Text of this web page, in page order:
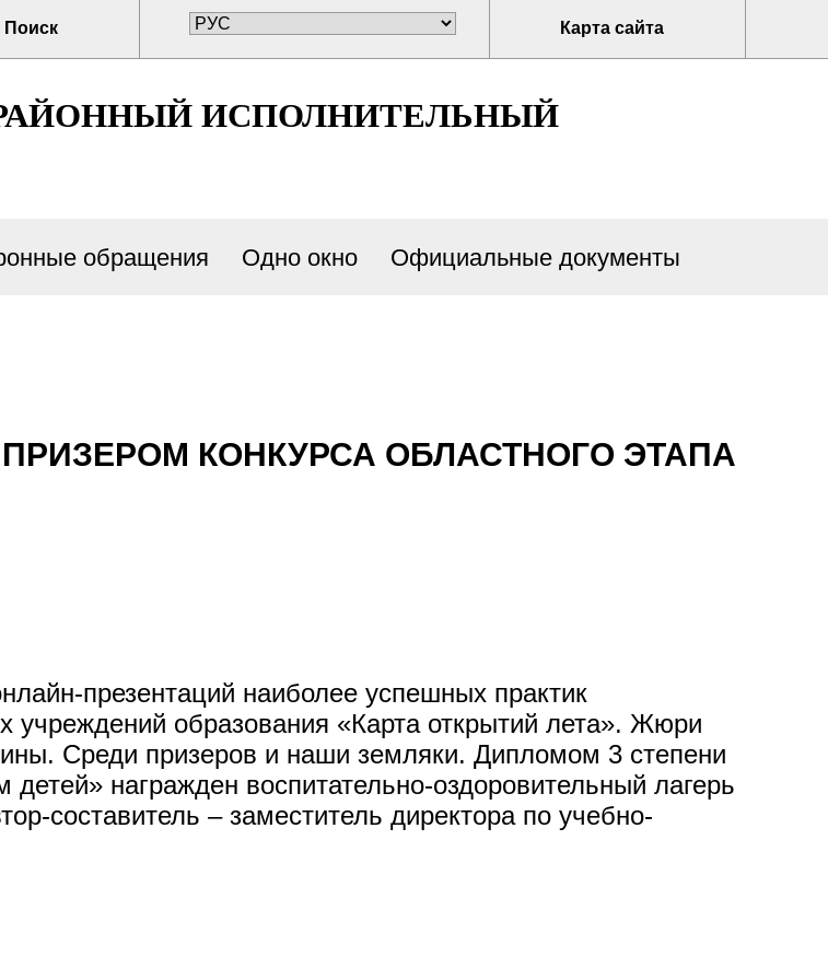
Поиск Карта сайта
ИСПОЛНИТЕЛЬНЫЙ
обращения Одно окно Официальные документы
КОНКУРСА ОБЛАСТНОГО ЭТАПА
презентаций наиболее успешных практик
учреждений образования «Карта открытий лета». Жюри
Среди призеров и наши земляки. Дипломом 3 степени
награжден воспитательно-оздоровительный лагерь
составитель – заместитель директора по учебно-